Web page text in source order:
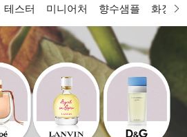
테스터 미니어처 향수샘플 화장품